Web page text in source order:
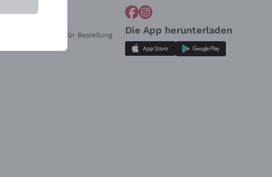
Widerrufsformular für Bestellung
Die App herunterladen